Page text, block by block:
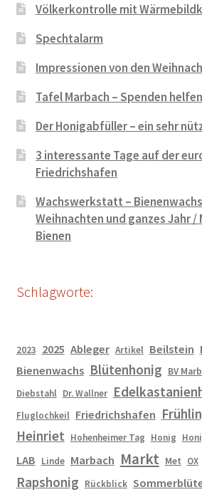
Völkerkontrolle mit
Spechtalarm
Impressionen von den
Tafel Marbach – Spenden
Der Honigabfüller – ein sehr
3 interessante Tage auf der
Friedrichshafen
Wachswerkstatt –
Weihnachten und ganzes Jahr
Bienen
Schlagworte:
2023 2025 Ableger Artikel Beilstein
Bienenwachs Blütenhonig BV
Diebstahl Dr. Wallner
Fluglochkeil Friedrichshafen
Heinriet Hohenheimer Tag Honig
LAB Linde Marbach Markt Met OX
Rapshonig Rückblick